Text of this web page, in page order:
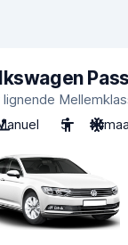
lignende
5